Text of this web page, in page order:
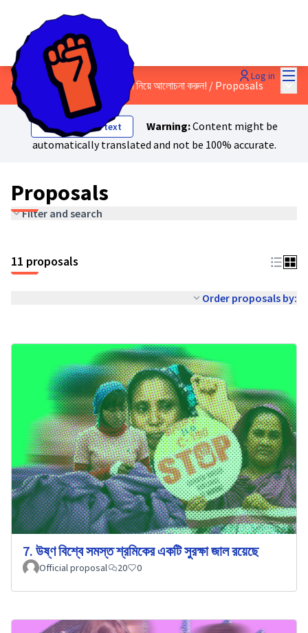
Log in
জাস্ট ট্রানজিশন ম্যানিফেস্টোর খসড়া নিয়ে আলোচনা করুন! / Proposals Main
Show original text Warning:Content might be
automatically translated and not be 100% accurate.
Proposals
Filter and search
11 proposals
Order proposals by:
7. উষ্ণ বিশ্বে সমস্ত শ্রমিকের একটি সুরক্ষা জাল রয়েছে
Official proposal 20 0